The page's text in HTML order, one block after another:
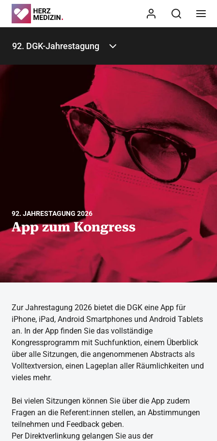
92. DGK-Jahrestagung
92. JAHRESTAGUNG 2026
App zum Kongress
Zur Jahrestagung 2026 bietet die DGK eine App für
iPhone, iPad, Android Smartphones und Android Tablets
an. In der App finden Sie das vollständige
Kongressprogramm mit Suchfunktion, einem Überblick
über alle Sitzungen, die angenommenen Abstracts als
Volltextversion, einen Lageplan aller Räumlichkeiten und
vieles mehr.
Bei vielen Sitzungen können Sie über die App zudem
Fragen an die Referent:innen stellen, an Abstimmungen
teilnehmen und Feedback geben.
Per Direktverlinkung gelangen Sie aus der